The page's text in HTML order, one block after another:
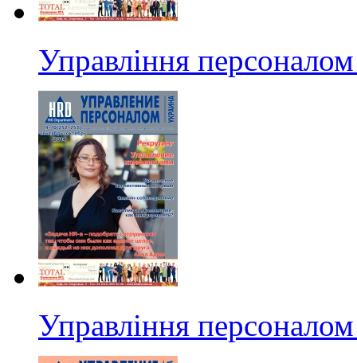
Управління
Управління